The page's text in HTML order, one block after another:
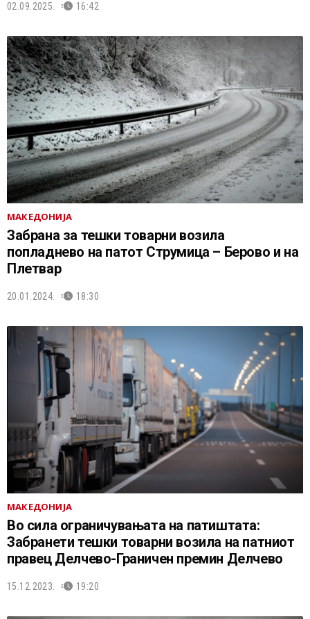
02.09.2025. 16:42
МАКЕДОНИЈА
Забрана за тешки товарни возила
попладнево на патот Струмица – Берово и на
Плетвар
20.01.2024. 18:30
МАКЕДОНИЈА
Во сила ограничувањата на патиштата:
Забранети тешки товарни возила на патниот
правец Делчево-Граничен премин Делчево
15.12.2023. 19:20